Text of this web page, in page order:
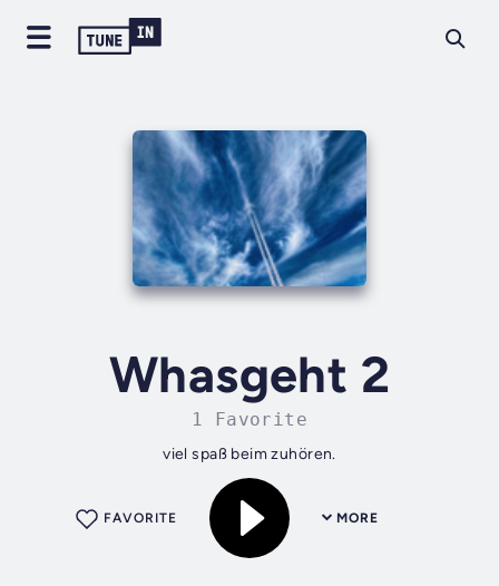
Whasgeht 2
1 Favorite
viel spaß beim zuhören.
MORE
FAVORITE